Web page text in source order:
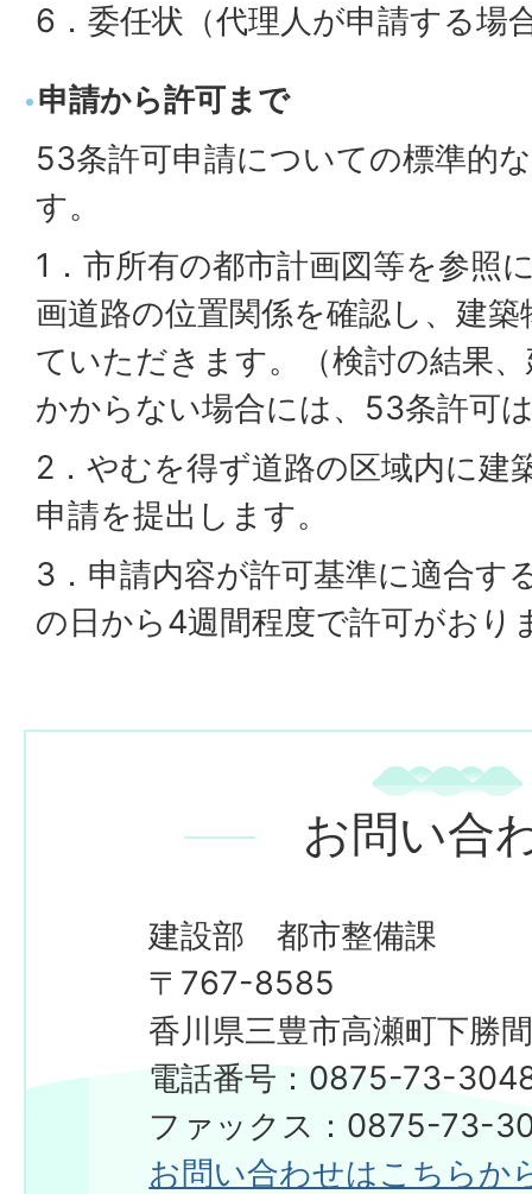
6．委任状（代理人が申請する場
申請から許可まで
53条許可申請についての標準的
す。
1．市所有の都市計画図等を参照
画道路の位置関係を確認し、建
ていただきます。（検討の結果
かからない場合には、53条許可
2．やむを得ず道路の区域内に建
申請を提出します。
3．申請内容が許可基準に適合す
の日から4週間程度で許可がおり
お問い合
建設部 都市整備課
〒767-8585
香川県三豊市高瀬町下勝
電話番号：0875-73-
ファックス：0875-73-
お問い合わせはこちらか